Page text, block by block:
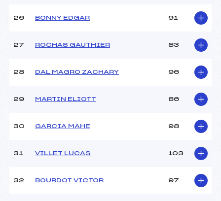
26 BONNY EDGAR 91
27 ROCHAS GAUTHIER 83
28 DAL MAGRO ZACHARY 96
29 MARTIN ELIOTT 86
30 GARCIA MAHE 98
31 VILLET LUCAS 103
32 BOURDOT VICTOR 97